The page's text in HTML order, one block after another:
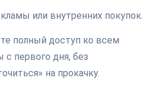
или внутренних покупок.
полный доступ ко всем
первого дня, без
на прокачку.